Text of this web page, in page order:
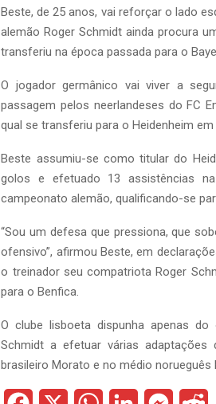
Beste, de 25 anos, vai reforçar o lado
alemão Roger Schmidt ainda procura
transferiu na época passada para o
O jogador germânico vai viver a
passagem pelos neerlandeses do FC
qual se transferiu para o Heidenheim em
Beste assumiu-se como titular do
golos e efetuado 13 assistências
campeonato alemão, qualificando-se
“Sou um defesa que pressiona, que
ofensivo”, afirmou Beste, em
o treinador seu compatriota Roger
para o Benfica.
O clube lisboeta dispunha apenas
Schmidt a efetuar várias
brasileiro Morato e no médio norueguês